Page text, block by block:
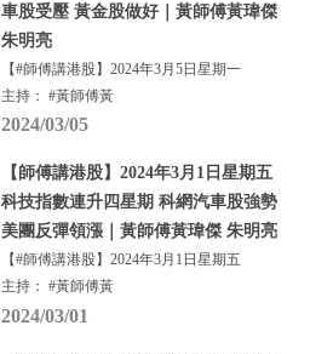
車股受壓 黃金股做好｜黃師傅黃瑋傑
朱明亮
【#師傅講港股】2024年3月5日星期一
主持： #黃師傅黃
2024/03/05
【師傅講港股】2024年3月1日星期五
科技指數連升四星期 科網汽車股強勢
美團反彈領漲｜黃師傅黃瑋傑 朱明亮
【#師傅講港股】2024年3月1日星期五
主持： #黃師傅黃
2024/03/01